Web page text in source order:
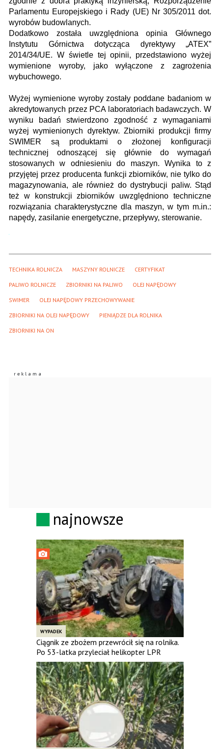
Parlamentu Europejskiego i Rady (UE) Nr 305/2011 dot.
wyrobów budowlanych.
Dodatkowo została uwzględniona opinia Głównego
Instytutu Górnictwa dotycząca dyrektywy „ATEX”
2014/34/UE. W świetle tej opinii, przedstawiono wyżej
wymienione wyroby, jako wyłączone z zagrożenia
wybuchowego.
Wyżej wymienione wyroby zostały poddane badaniom w
akredytowanych przez PCA laboratoriach badawczych. W
wyniku badań stwierdzono zgodność z wymaganiami
wyżej wymienionych dyrektyw. Zbiorniki produkcji firmy
SWIMER są produktami o złożonej konfiguracji
technicznej odnoszącej się głównie do wymagań
stosowanych w odniesieniu do maszyn. Wynika to z
przyjętej przez producenta funkcji zbiorników, nie tylko do
magazynowania, ale również do dystrybucji paliw. Stąd
też w konstrukcji zbiorników uwzględniono techniczne
rozwiązania charakterystyczne dla maszyn, w tym m.in.:
napędy, zasilanie energetyczne, przepływy, sterowanie.
TECHNIKA ROLNICZA MASZYNY ROLNICZE CERTYFIKAT
PALIWO ROLNICZE ZBIORNIKI NA PALIWO OLEJ NAPĘDOWY
SWIMER OLEJ NAPĘDOWY PRZECHOWYWANIE
ZBIORNIKI NA OLEJ NAPĘDOWY PIENIĄDZE DLA ROLNIKA
ZBIORNIKI NA ON
najnowsze
WYPADEK
Ciągnik ze zbożem przewrócił się na rolnika.
Po 53-latka przyleciał helikopter LPR